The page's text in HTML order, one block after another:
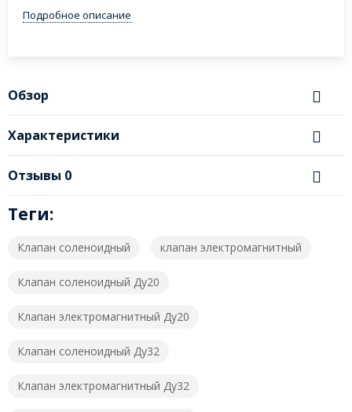
Подробное описание
Обзор
Характеристики
Отзывы 0
Теги:
Клапан соленоидный клапан электромагнитный
Клапан соленоидный Ду20
Клапан электромагнитный Ду20
Клапан соленоидный Ду32
Клапан электромагнитный Ду32